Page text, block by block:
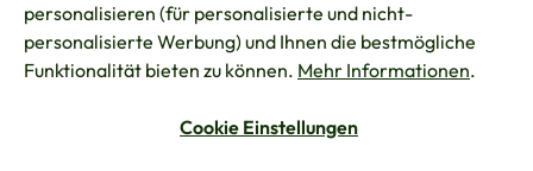
KONTAKT
Vertrag widerrufen
personalisieren (für personalisierte und nicht-
personalisierte Werbung) und Ihnen die bestmögliche
Funktionalität bieten zu können. Mehr Informationen.
Cookie Einstellungen